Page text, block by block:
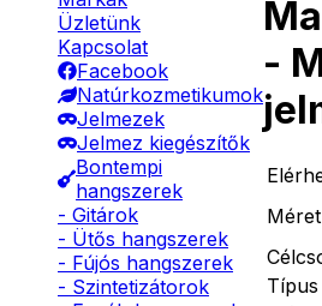
Üzletünk
Kapcsolat
Facebook
Natúrkozmetikumok
Jelmezek
Jelmez kiegészítők
Bontempi
hangszerek
- Gitárok
- Ütős hangszerek
- Fújós hangszerek
- Szintetizátorok
-
Méret
Típus